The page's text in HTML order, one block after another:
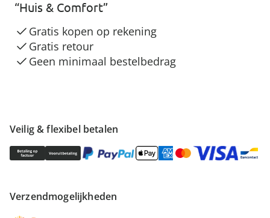
Veilig & flexibel betalen
Verzendmogelijkheden
“Huis & Comfort”
Gratis kopen op rekening
Gratis retour
Geen minimaal bestelbedrag